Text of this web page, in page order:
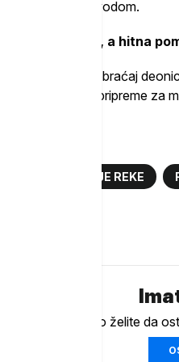
kuća pod vodom.
su evakuisani, a hitna
otežan je i saobraćaj
mere zaštite i pripreme za
IZLIVANJE REKE
Ukoliko želite da